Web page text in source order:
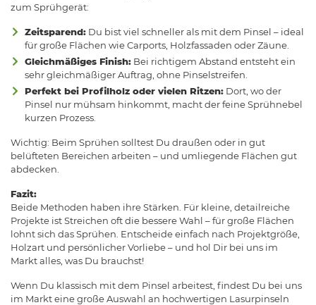
zum Sprühgerät:
Zeitsparend: Du bist viel schneller als mit dem Pinsel – ideal
für große Flächen wie Carports, Holzfassaden oder Zäune.
Gleichmäßiges Finish: Bei richtigem Abstand entsteht ein
sehr gleichmäßiger Auftrag, ohne Pinselstreifen.
Perfekt bei Profilholz oder vielen Ritzen: Dort, wo der
Pinsel nur mühsam hinkommt, macht der feine Sprühnebel
kurzen Prozess.
Wichtig: Beim Sprühen solltest Du draußen oder in gut
belüfteten Bereichen arbeiten – und umliegende Flächen gut
abdecken.
Fazit:
Beide Methoden haben ihre Stärken. Für kleine, detailreiche
Projekte ist Streichen oft die bessere Wahl – für große Flächen
lohnt sich das Sprühen. Entscheide einfach nach Projektgröße,
Holzart und persönlicher Vorliebe – und hol Dir bei uns im
Markt alles, was Du brauchst!
Wenn Du klassisch mit dem Pinsel arbeitest, findest Du bei uns
im Markt eine große Auswahl an hochwertigen Lasurpinseln